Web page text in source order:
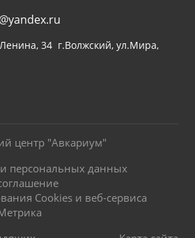
34 г.Волжский, ул.Мира,
центр "Авкариум"
персональных данных
Cookies и веб-сервиса